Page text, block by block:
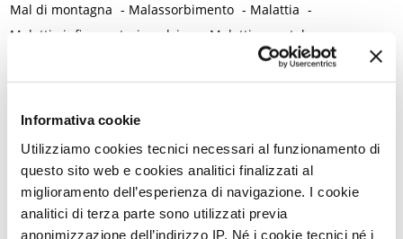
Informativa cookie
Utilizziamo cookies tecnici necessari al funzionamento di
questo sito web e cookies analitici finalizzati al
miglioramento dell’esperienza di navigazione. I cookie
analitici di terza parte sono utilizzati previa
anonimizzazione dell’indirizzo IP. Né i cookie tecnici né i
Mal di montagna - Malassorbimento - Malattia -
Malattia infiammatoria pelvica
Malattia mentale
Malattie cromosomiche -
Malattie genetiche -Malattie metaboliche -
Massaggio -Mastectomia profilattica bilaterale -Mastociti
Mastodinia / Mastalgia -Mastopatia fibrocistica